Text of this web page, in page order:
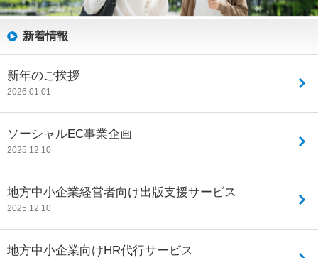
新着情報
新年のご挨拶
2026.01.01
ソーシャルEC事業企画
2025.12.10
地方中小企業経営者向け出版支援サービス
2025.12.10
地方中小企業向けHR代行サービス